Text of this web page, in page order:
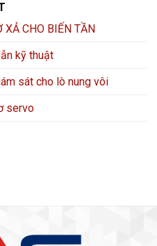
XẢ CHO BIẾN TẦN
kỹ thuật
sát cho lò nung vôi
servo